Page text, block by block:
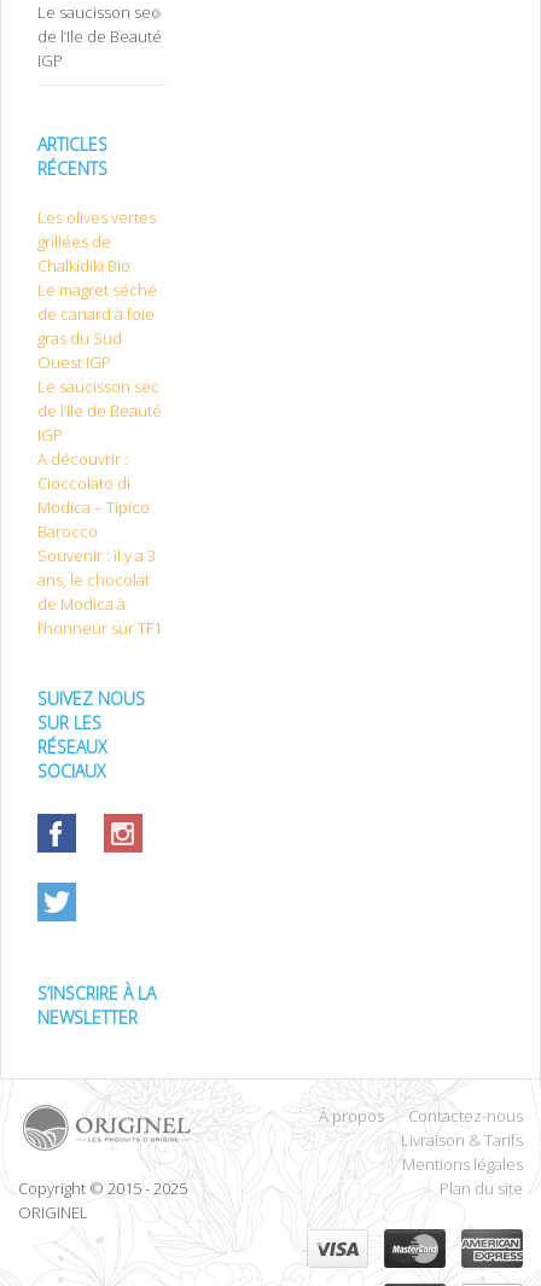
Le saucisson sec
de l’Ile de Beauté
IGP
ARTICLES
RÉCENTS
Les olives vertes
grillées de
Chalkidiki Bio
Le magret séché
de canard à foie
gras du Sud
Ouest IGP
Le saucisson sec
de l’Ile de Beauté
IGP
A découvrir :
Cioccolato di
Modica – Tipico
Barocco
Souvenir : il y a 3
ans, le chocolat
de Modica à
l’honneur sur TF1
SUIVEZ NOUS
SUR LES
RÉSEAUX
SOCIAUX
S’INSCRIRE À LA
NEWSLETTER
Copyright © 2015 - 2025
ORIGINEL
À propos
Contactez-nous
Livraison & Tarifs
Mentions légales
Plan du site